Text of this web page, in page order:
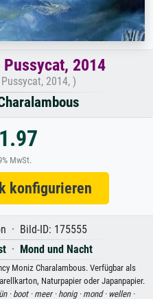
2014
2014, )
MwSt.
konfigurieren
· Bild-ID: 175555
· Mond und Nacht
Moniz Charalambous. Verfügbar als
Naturpapier oder Japanpapier.
·boot · meer · honig · mond · wellen ·